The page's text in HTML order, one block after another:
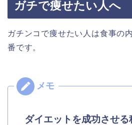
ガチで痩せたい人へ
ガチンコで痩せたい人は食事の
番です。
ダイエットを成功させる